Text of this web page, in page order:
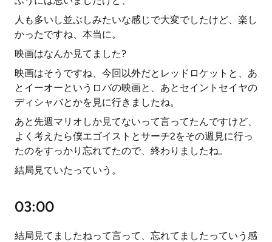
人も多いし並ぶしみたいな感じで大変でしたけど、楽し
かったですね、本当に。
映画はなんか見てました?
映画はそうですね、今回以外だとレッドロケットと、あ
とイーオーというロバの映画と、あとセイントセイヤの
ディシャバとかを見に行きましたね。
あと先週マリオしか見てないって言ってたんですけど、
よく考えたら僕エゴイストとサーチ2をその週見に行っ
たのをすっかり忘れてたので、終わりましたね。
結局見ていたっていう。
03:00
結局見てましたねって言って、忘れてましたっていう感